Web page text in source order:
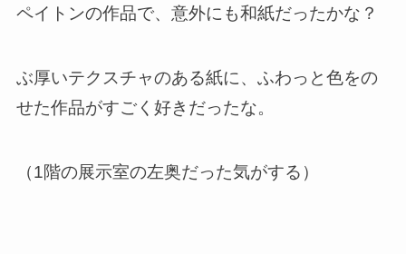
ペイトンの作品で、意外にも和紙だったかな？
ぶ厚いテクスチャのある紙に、ふわっと色をの
せた作品がすごく好きだったな。
（1階の展示室の左奥だった気がする）